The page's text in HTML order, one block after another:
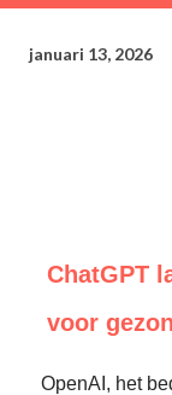
januari 13, 2026
ChatGPT
voor
OpenAI, het